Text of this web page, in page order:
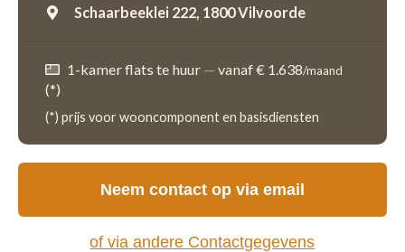
Schaarbeeklei 222, 1800 Vilvoorde
1-kamer flats te huur — vanaf € 1.638/maand
(*)
(*) prijs voor wooncomponent en basisdiensten
Neem contact op via email
of via andere Contactgegevens